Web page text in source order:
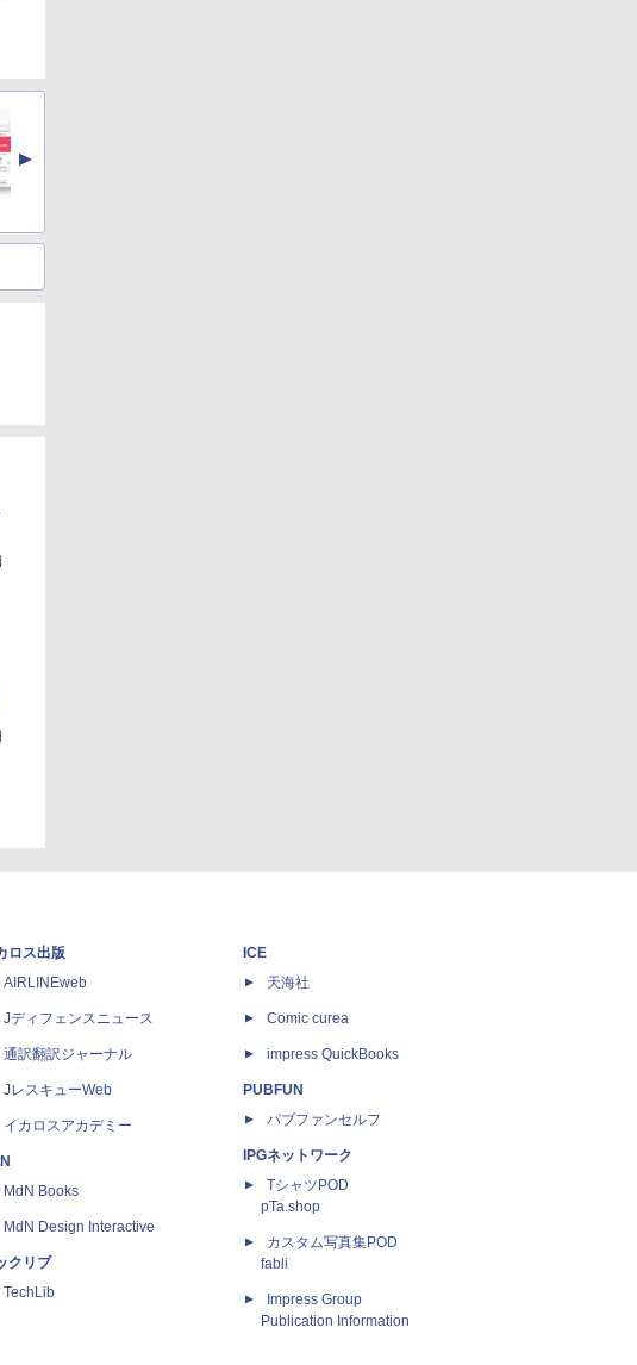
▲
ロス出版
AIRLINEweb
Jディフェンスニュース
通訳翻訳ジャーナル
JレスキューWeb
イカロスアカデミー
MdN Books
MdN Design Interactive
クリブ
TechLib
ICE
天海社
Comic curea
impress QuickBooks
PUBFUN
パブファンセルフ
IPGネットワーク
TシャツPOD
pTa.shop
カスタム写真集POD
fabli
Impress Group
Publication Information